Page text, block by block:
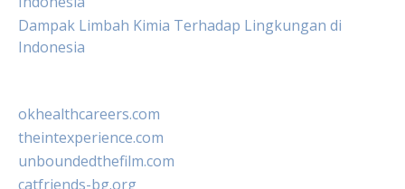
Dampak Limbah Kimia Terhadap Lingkungan di
Indonesia
okhealthcareers.com
theintexperience.com
unboundedthefilm.com
catfriends-bg.org